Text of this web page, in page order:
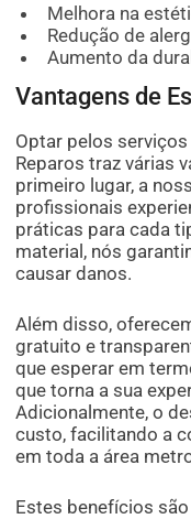
Melhora na
Redução de
Aumento da
Vantagens de
Optar pelos
Reparos traz várias
primeiro lugar, a
profissionais
práticas para cada
material, nós
causar danos.
Além disso,
gratuito e
que esperar em
que torna a sua
Adicionalmente, o
custo, facilitando a
em toda a área
Estes benefícios